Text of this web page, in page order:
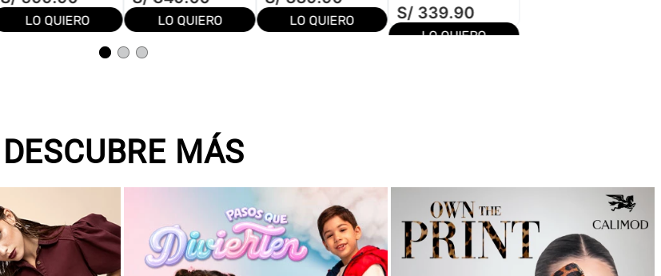
LO QUIERO LO QUIERO LO QUIERO S/ 339.90
LO QUIERO
DESCUBRE MÁS